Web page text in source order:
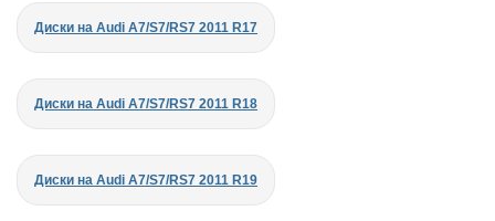
Диски на Audi A7/S7/RS7 2011 R17
Диски на Audi A7/S7/RS7 2011 R18
Диски на Audi A7/S7/RS7 2011 R19